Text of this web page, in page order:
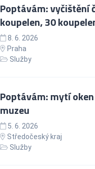
Poptávám: vyčištění
koupelen, 30
8. 6. 2026
Praha
Služby
Poptávám: mytí
muzeu
5. 6. 2026
Středočeský kraj
Služby